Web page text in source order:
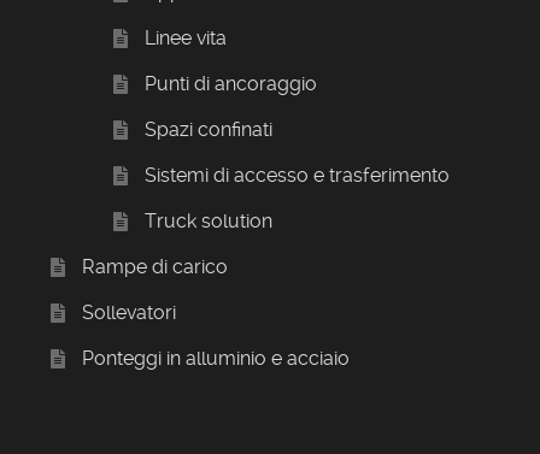
Linee vita
Punti di ancoraggio
Spazi confinati
Sistemi di accesso e trasferimento
Truck solution
Rampe di carico
Sollevatori
Ponteggi in alluminio e acciaio